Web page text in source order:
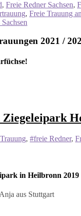
, Freie Redner Sachsen,
, Freie Trauung
2021 /
Ziegeleipark
, #freie Redner,
in Heilbronn 2019
aus Stuttgart